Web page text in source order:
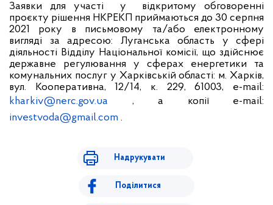
Заявки для участі
у
відкритому обговоренні
проєкту рішення НКРЕКП приймаються до 30 серпня
2021 року в письмовому та/або електронному
вигляді за адресою: Луганська область у сфері
діяльності Відділу Національної комісії, що здійснює
державне регулювання у сферах енергетики та
комунальних послуг у Харківській області: м. Харків,
вул. Кооперативна, 12/14, к. 229, 61003, e-mail:
kharkiv@nerc.gov.ua
, а копії e-mail:
investvoda@gmail.com .
Надрукувати
Поділитися